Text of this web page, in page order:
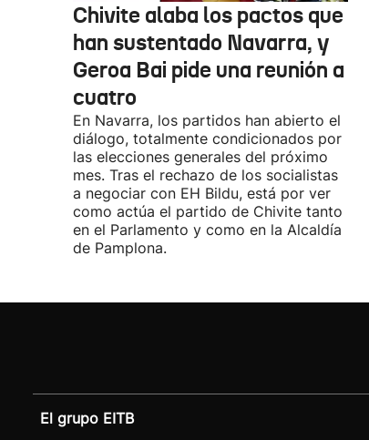
Chivite alaba los pactos que
han sustentado Navarra, y
Geroa Bai pide una reunión a
cuatro
En Navarra, los partidos han abierto el
diálogo, totalmente condicionados por
las elecciones generales del próximo
mes. Tras el rechazo de los socialistas
a negociar con EH Bildu, está por ver
como actúa el partido de Chivite tanto
en el Parlamento y como en la Alcaldía
de Pamplona.
El grupo EITB